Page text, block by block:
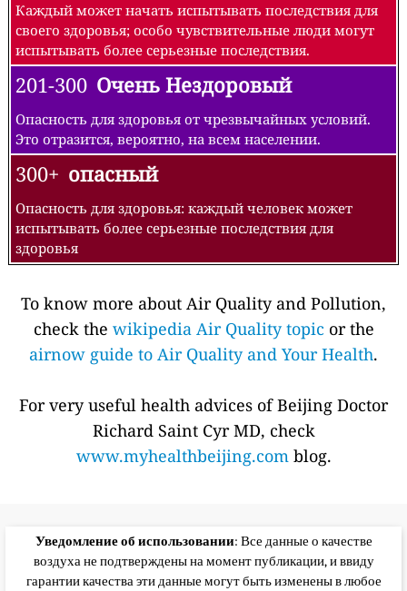
Каждый может начать испытывать последствия для
своего здоровья; особо чувствительные люди могут
испытывать более серьезные последствия.
201-300 Очень Нездоровый
Опасность для здоровья от чрезвычайных условий.
Это отразится, вероятно, на всем населении.
300+ опасный
Опасность для здоровья: каждый человек может
испытывать более серьезные последствия для
здоровья
To know more about Air Quality and Pollution,
check the wikipedia Air Quality topic or the
airnow guide to Air Quality and Your Health.
For very useful health advices of Beijing Doctor
Richard Saint Cyr MD, check
www.myhealthbeijing.comblog.
Уведомление об использовании: Все данные о качестве
воздуха не подтверждены на момент публикации, и ввиду
гарантии качества эти данные могут быть изменены в любое